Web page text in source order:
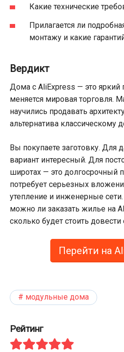
Какие технические
Прилагается ли
монтажу и какие
Вердикт
Дома с AliExpress — это яркий
меняется мировая торговля.
научились продавать
альтернатива классическому
Вы покупаете заготовку. Для
вариант интересный. Для
широтах — это долгосрочный
потребует серьезных
утепление и инженерные
можно ли заказать жилье на
сколько будет стоить довести
Перейти на
модульные дома
Рейтинг